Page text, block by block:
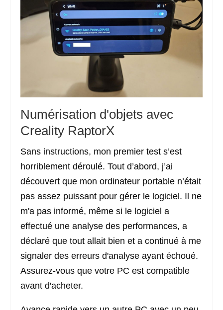
Numérisation d'objets avec
Creality RaptorX
Sans instructions, mon premier test s’est
horriblement déroulé. Tout d’abord, j’ai
découvert que mon ordinateur portable n’était
pas assez puissant pour gérer le logiciel. Il ne
m'a pas informé, même si le logiciel a
effectué une analyse des performances, a
déclaré que tout allait bien et a continué à me
signaler des erreurs d'analyse ayant échoué.
Assurez-vous que votre PC est compatible
avant d'acheter.